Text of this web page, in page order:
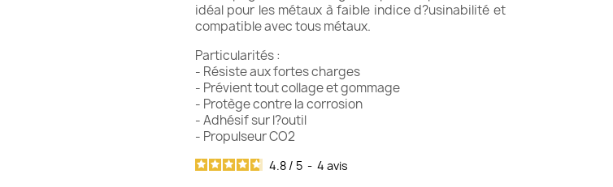
idéal pour les métaux à faible indice d?usinabilité et
compatible avec tous métaux.
Particularités :
- Résiste aux fortes charges
- Prévient tout collage et gommage
- Protège contre la corrosion
- Adhésif sur l?outil
- Propulseur CO2
4.8 / 5 - 4 avis